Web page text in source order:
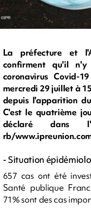
La préfecture et
confirment qu'il
coronavirus Covid-
mercredi 29 juillet à
depuis l'apparition
C'est le quatrième
déclaré dans
rb/
- Situation
657 cas ont été
Santé publique
71% sont des cas